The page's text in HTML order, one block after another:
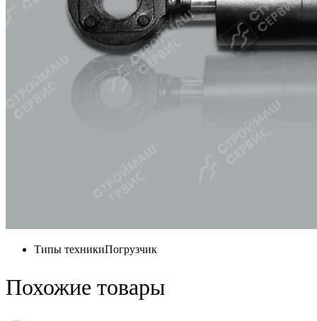
Типы техникиПогрузчик
Похожие товары